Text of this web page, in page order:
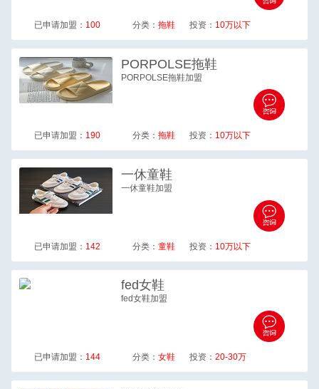
已申请加盟： 100 分类： 拖鞋 投资： 10万以下
PORPOLSE拖鞋
PORPOLSE拖鞋加盟
已申请加盟： 190 分类： 拖鞋 投资： 10万以下
一休童鞋
一休童鞋加盟
已申请加盟： 142 分类： 童鞋 投资： 10万以下
fed女鞋
fed女鞋加盟
已申请加盟： 144 分类： 女鞋 投资：20-30万